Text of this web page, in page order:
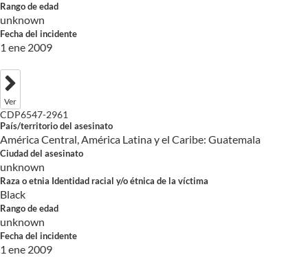
Rango de edad
unknown
Fecha del incidente
1 ene 2009
Ver
CDP6547-2961
País/territorio del asesinato
América Central, América Latina y el Caribe: Guatemala
Ciudad del asesinato
unknown
Raza o etnia Identidad racial y/o étnica de la víctima
Black
Rango de edad
unknown
Fecha del incidente
1 ene 2009